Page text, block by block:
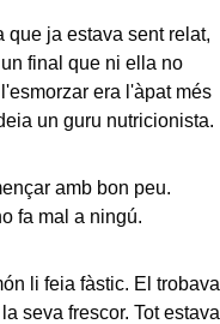
ja estava sent relat,
final que ni ella no
era l'àpat més
un guru nutricionista.
amb bon peu.
fa mal a ningú.
li feia fàstic. El trobava
seva frescor. Tot estava